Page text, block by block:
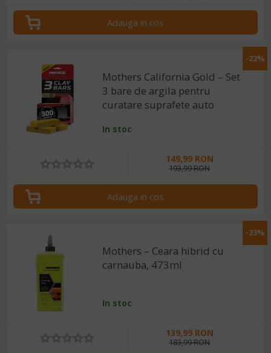
Adauga in cos
-22%
Mothers California Gold – Set
3 bare de argila pentru
curatare suprafete auto
In stoc
149,99 RON
193,99 RON
Adauga in cos
-23%
Mothers – Ceara hibrid cu
carnauba, 473ml
In stoc
139,99 RON
183,99 RON